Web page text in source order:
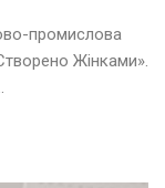
промислова
Жінками».